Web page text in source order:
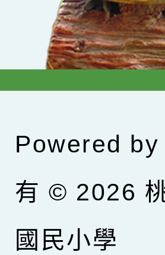
Powered by
有 © 2026
國民小學